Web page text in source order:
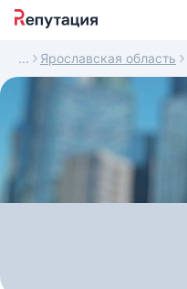
Ярославская область